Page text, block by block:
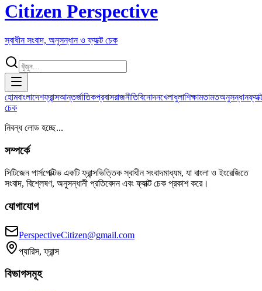
Citizen Perspective
স্বাধীন সংবাদ, অনুসন্ধান ও ফ্যাক্ট চেক
হোমবাংলাদেশফ্রান্সআন্তর্জাতিকপ্রবাসরাজনীতিবিনোদনখেলাধুলাশিক্ষামতামতঅনুসন্ধান
চেক
নিবন্ধ লোড হচ্ছে...
সম্পর্কে
সিটিজেন পার্সপেক্টিভ একটি ফ্রান্সভিত্তিক স্বাধীন সংবাদমাধ্যম, যা বাংলা ও ইংরেজিতে
সংবাদ, বিশ্লেষণ, অনুসন্ধানী প্রতিবেদন এবং ফ্যাক্ট চেক প্রকাশ করে।
যোগাযোগ
PerspectiveCitizen@gmail.com
প্যারিস, ফ্রান্স
বিভাগসমূহ